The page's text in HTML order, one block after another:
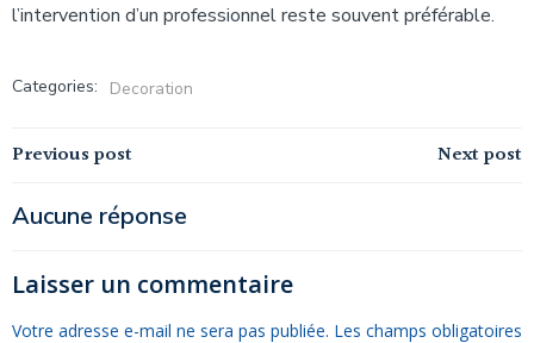
l’intervention d’un professionnel reste souvent préférable.
Categories: Decoration
Navigation
de
l’article
Previous post Navigation
l’article
Next post
Aucune réponse
Laisser un commentaire
Votre adresse e-mail ne sera pas publiée. Les champs obligatoires